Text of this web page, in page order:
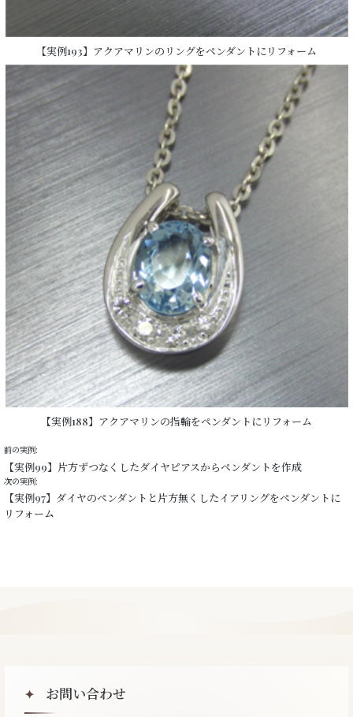
【実例193】アクアマリンのリングをペンダントにリフォーム
【実例188】アクアマリンの指輪をペンダントにリフォーム
前の実例:
【実例99】片方ずつなくしたダイヤピアスからペンダントを作成
次の実例:
【実例97】ダイヤのペンダントと片方無くしたイアリングをペンダントに
リフォーム
✦ お問い合わせ